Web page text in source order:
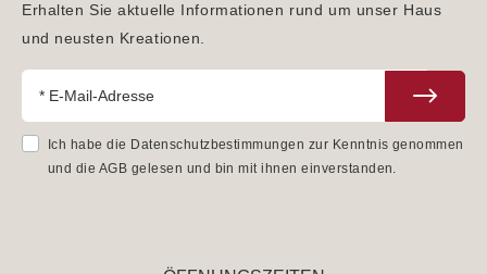
Erhalten Sie aktuelle Informationen rund um unser Haus
und neusten Kreationen.
Ich habe die Datenschutzbestimmungen zur Kenntnis genommen
und die AGB gelesen und bin mit ihnen einverstanden.